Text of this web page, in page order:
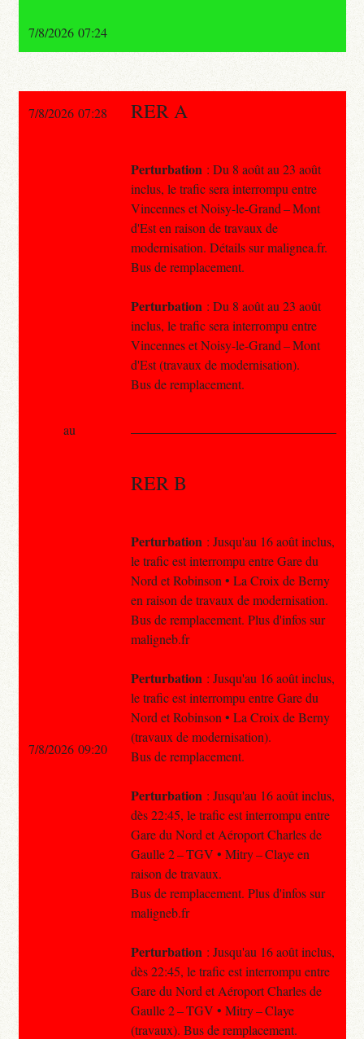
7/8/2026 07:24
7/8/2026 07:28 RER A
Perturbation : Du 8 août au 23 août
inclus, le trafic sera interrompu entre
Vincennes et Noisy-le-Grand – Mont
d'Est en raison de travaux de
modernisation. Détails sur malignea.fr.
Bus de remplacement.
Perturbation : Du 8 août au 23 août
inclus, le trafic sera interrompu entre
Vincennes et Noisy-le-Grand – Mont
d'Est (travaux de modernisation).
Bus de remplacement.
RER B
Perturbation : Jusqu'au 16 août inclus,
le trafic est interrompu entre Gare du
Nord et Robinson • La Croix de Berny
en raison de travaux de modernisation.
Bus de remplacement. Plus d'infos sur
maligneb.fr
Perturbation : Jusqu'au 16 août inclus,
le trafic est interrompu entre Gare du
Nord et Robinson • La Croix de Berny
(travaux de modernisation).
Bus de remplacement.
Perturbation : Jusqu'au 16 août inclus,
dès 22:45, le trafic est interrompu entre
Gare du Nord et Aéroport Charles de
Gaulle 2 – TGV • Mitry – Claye en
raison de travaux.
Bus de remplacement. Plus d'infos sur
maligneb.fr
Perturbation : Jusqu'au 16 août inclus,
dès 22:45, le trafic est interrompu entre
Gare du Nord et Aéroport Charles de
Gaulle 2 – TGV • Mitry – Claye
(travaux). Bus de remplacement.
au
7/8/2026 09:20